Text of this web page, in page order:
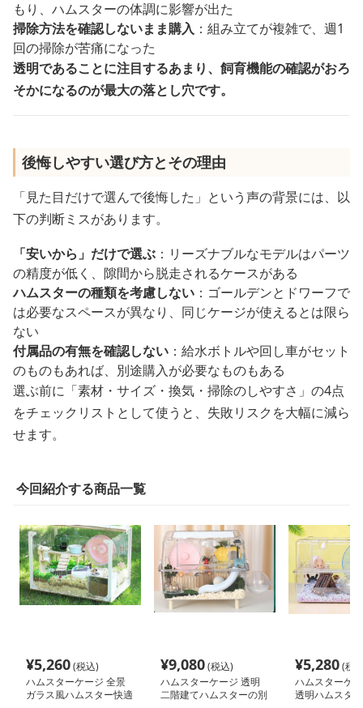
もり、ハムスターの体調に影響が出た
掃除方法を確認しないまま購入 ：組み立てが複雑で、週1
回の掃除が苦痛になった
透明であることに注目するあまり、飼育機能の確認がおろ
そかになるのが最大の落とし穴です。
後悔しやすい選び方とその理由
「見た目だけで選んで後悔した」という声の背景には、以
下の判断ミスがあります。
「安いから」だけで選ぶ ：リーズナブルなモデルはパーツ
の精度が低く、隙間から脱走されるケースがある
ハムスターの種類を考慮しない ：ゴールデンとドワーフで
は必要なスペースが異なり、同じケージが使えるとは限ら
ない
付属品の有無を確認しない ：給水ボトルや回し車がセット
のものもあれば、別途購入が必要なものもある
選ぶ前に「素材・サイズ・換気・掃除のしやすさ」の4点
をチェックリストとして使うと、失敗リスクを大幅に減ら
せます。
今回紹介する商品一覧
¥5,260(税込)
ハムスターケージ 全景
ガラス風ハムスター快適
¥9,080(税込)
ハムスターケージ 透明
二階建てハムスターの別
¥5,280(税
ハムスターケ
透明ハムスタ